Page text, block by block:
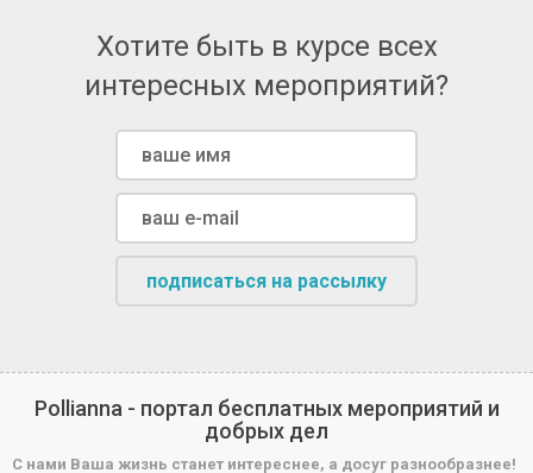
Хотите быть в курсе всех
интересных мероприятий?
подписаться на рассылку
Pollianna - портал бесплатных мероприятий и
добрых дел
С нами Ваша жизнь станет интереснее, а досуг разнообразнее!